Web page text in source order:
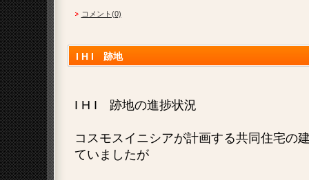
コメント(0)
I H I 跡地
I H I 跡地の進捗状況
コスモスイニシアが計画する共同住宅の
ていましたが